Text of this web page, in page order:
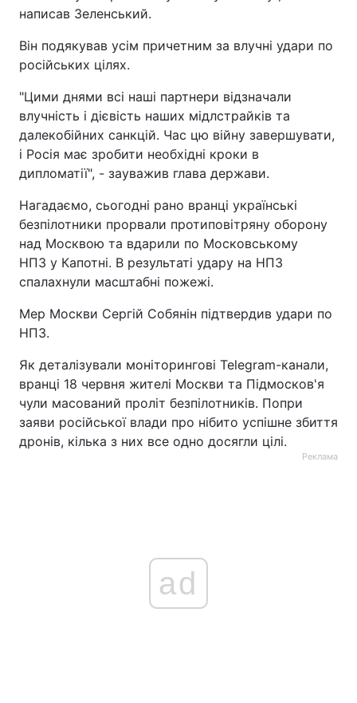
написав Зеленський.
Він подякував усім причетним за влучні удари по
російських цілях.
"Цими днями всі наші партнери відзначали
влучність і дієвість наших мідлстрайків та
далекобійних санкцій. Час цю війну завершувати,
і Росія має зробити необхідні кроки в
дипломатії", - зауважив глава держави.
Нагадаємо, сьогодні рано вранці українські
безпілотники прорвали протиповітряну оборону
над Москвою та вдарили по Московському
НПЗ у Капотні. В результаті удару на НПЗ
спалахнули масштабні пожежі.
Мер Москви Сергій Собянін підтвердив удари по
НПЗ.
Як деталізували моніторингові Telegram-канали,
вранці 18 червня жителі Москви та Підмосков'я
чули масований проліт безпілотників. Попри
заяви російської влади про нібито успішне збиття
дронів, кілька з них все одно досягли цілі.
Реклама
ad